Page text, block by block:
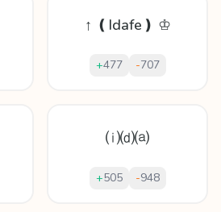
↑ ❪Idafe❫ ♔
+477 -707
⒤⒟⒜
+505 -948